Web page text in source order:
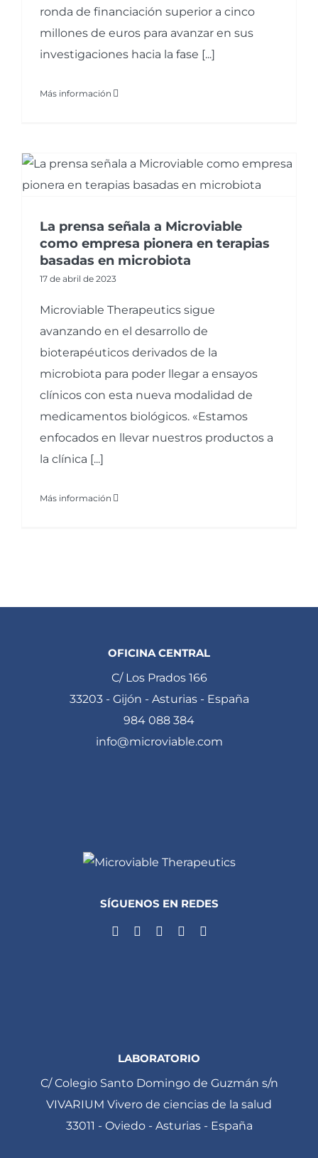
ronda de financiación superior a cinco
millones de euros para avanzar en sus
investigaciones hacia la fase [...]
Más información
La prensa señala a Microviable
como empresa pionera en terapias
basadas en microbiota
17 de abril de 2023
Microviable Therapeutics sigue
avanzando en el desarrollo de
bioterapéuticos derivados de la
microbiota para poder llegar a ensayos
clínicos con esta nueva modalidad de
medicamentos biológicos. «Estamos
enfocados en llevar nuestros productos a
la clínica [...]
Más información
OFICINA CENTRAL
C/ Los Prados 166
33203 - Gijón - Asturias - España
984 088 384
info@microviable.com
SÍGUENOS EN REDES
LABORATORIO
C/ Colegio Santo Domingo de Guzmán s/n
VIVARIUM Vivero de ciencias de la salud
33011 - Oviedo - Asturias - España